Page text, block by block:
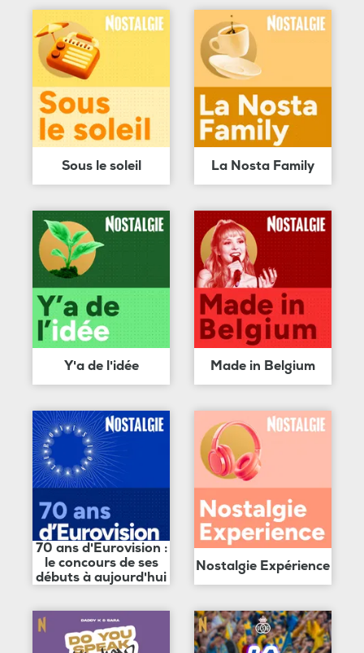
Sous le soleil La Nosta Family
Y'a de l'idée Made in Belgium
70 ans d'Eurovision :
le concours de ses
débuts à aujourd'hui
Nostalgie Expérience